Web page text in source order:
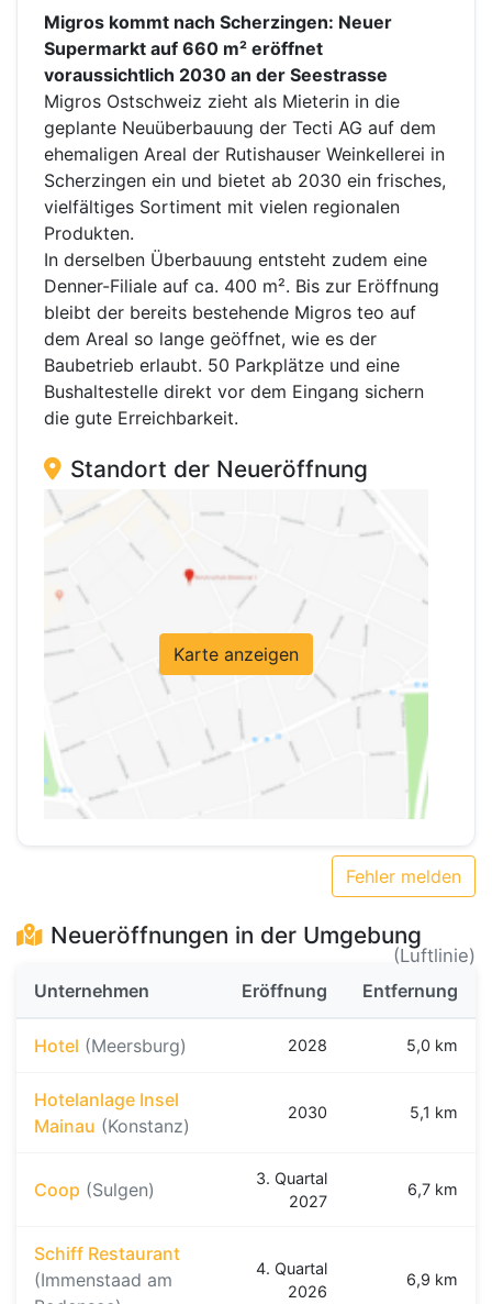
Migros kommt nach Scherzingen: Neuer
Supermarkt auf 660 m² eröffnet
voraussichtlich 2030 an der Seestrasse
Migros Ostschweiz zieht als Mieterin in die
geplante Neuüberbauung der Tecti AG auf dem
ehemaligen Areal der Rutishauser Weinkellerei in
Scherzingen ein und bietet ab 2030 ein frisches,
vielfältiges Sortiment mit vielen regionalen
Produkten.
In derselben Überbauung entsteht zudem eine
Denner-Filiale auf ca. 400 m². Bis zur Eröffnung
bleibt der bereits bestehende Migros teo auf
dem Areal so lange geöffnet, wie es der
Baubetrieb erlaubt. 50 Parkplätze und eine
Bushaltestelle direkt vor dem Eingang sichern
die gute Erreichbarkeit.
Standort der Neueröffnung
Karte anzeigen
Fehler melden
Neueröffnungen in der Umgebung
(Luftlinie)
Unternehmen
Eröffnung Entfernung
Hotel (Meersburg) 2028 5,0 km
Hotelanlage Insel
Mainau (Konstanz)
2030 5,1 km
Coop (Sulgen)
3. Quartal
2027
6,7 km
Schiff Restaurant
(Immenstaad am
4. Quartal
2026
6,9 km